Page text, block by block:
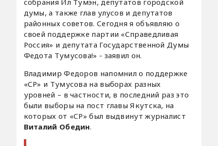
думы, а также глав улусов и депутатов
районных советов. Сегодня я объявляю о
своей поддержке партии «Справедливая
Россия» и депутата Государственной Думы
Федота Тумусова!» - заявил он.
Владимир Федоров напомнил о поддержке
«СР» и Тумусова на выборах разных
уровней – в частности, в последний раз это
были выборы на пост главы Якутска, на
которых от «СР» был выдвинут журналист
Виталий Обедин.